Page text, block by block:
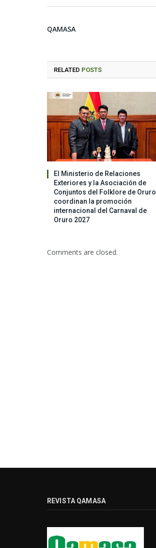
QAMASA
RELATED POSTS
El Ministerio de Relaciones
Exteriores y la Asociación de
Conjuntos del Folklore de Oruro
coordinan la promoción
internacional del Carnaval de
Oruro 2027
Comments are closed.
REVISTA QAMASA